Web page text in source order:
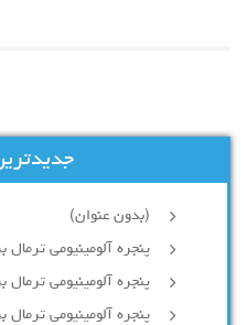
(بدون عنوان)
پنجره آلومینیومی
پنجره آلومینیومی
پنجره آلومینیومی